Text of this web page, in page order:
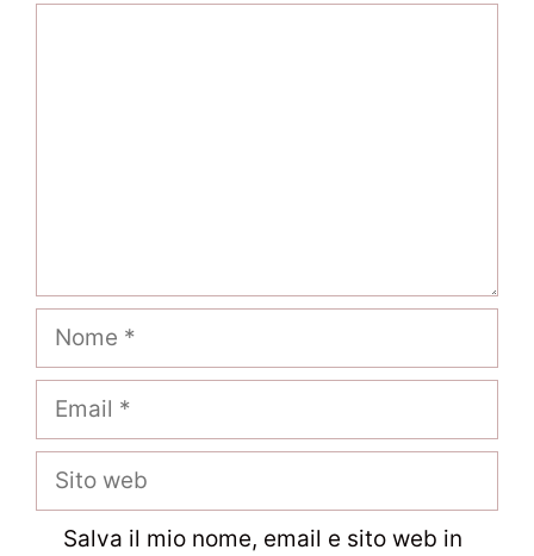
Nome
Email
Sito
Salva il mio nome, email e sito web in